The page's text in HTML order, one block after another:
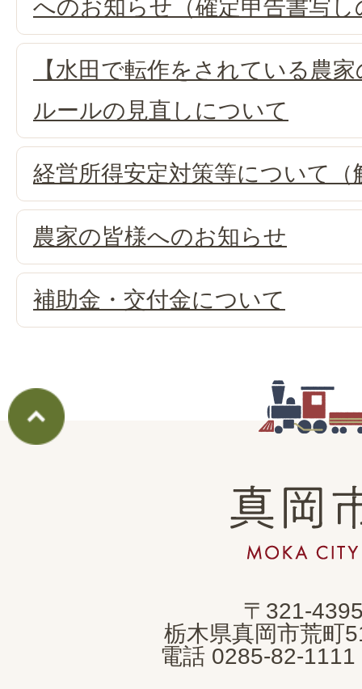
へのお知らせ（確定申告書写し
【水田で転作をされている農
ルールの見直しについて
経営所得安定対策等について（
農家の皆様へのお知らせ
補助金・交付金について
真
岡
市
CITY
〒321-
栃木県真岡市荒町
電話 0285-82-1111